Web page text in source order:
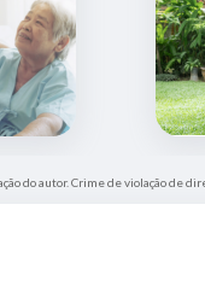
do autor. Crime de violação de